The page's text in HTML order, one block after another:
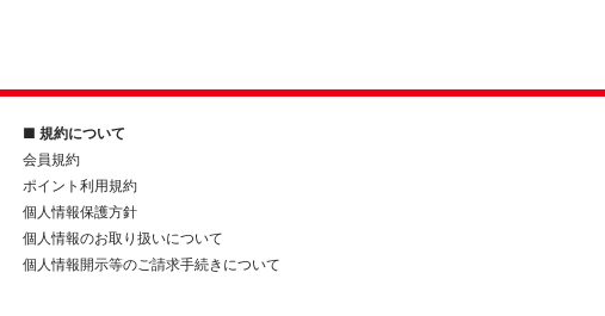
■ 規約について
会員規約
ポイント利用規約
個人情報保護方針
個人情報のお取り扱いについて
個人情報開示等のご請求手続きについて